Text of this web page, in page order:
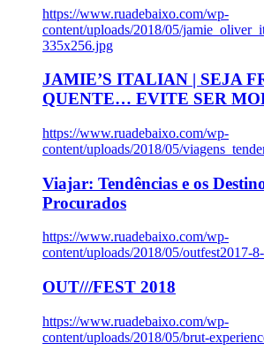
https://www.ruadebaixo.com/wp-
content/uploads/2018/05/
335x256.jpg
JAMIE’S ITALIAN | SEJA
QUENTE… EVITE SER
https://www.ruadebaixo.com/wp-
content/uploads/2018/05/
Viajar: Tendências e os
Procurados
https://www.ruadebaixo.com/wp-
content/uploads/2018/05/outfest2017-
OUT///FEST 2018
https://www.ruadebaixo.com/wp-
content/uploads/2018/05/brut-